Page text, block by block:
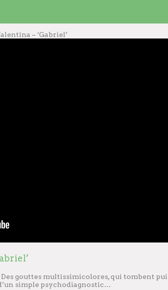
– ‘Gabriel’
gouttes multissimicolores, qui tombent
simple psychodiagnostic…